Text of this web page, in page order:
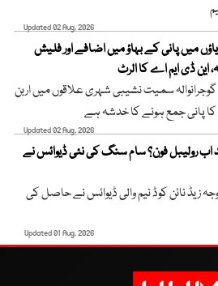
Updated 02 Aug, 2026
میں پانی کے بہاؤ میں اضافے اور فلیش
ڈی ایم اے کا الرٹ
گوجرانوالہ سمیت نشیبی شہری علاقوں میں اربن
کا پانی جمع ہونے کا خدشہ ہے
Updated 02 Aug, 2026
اب رولیبل فون؟ سام سنگ کی نئی ڈیوائس نے
زیڈ نائن کوڈ نیم والی ڈیوائس نے حاصل کی
Updated 01 Aug, 2026